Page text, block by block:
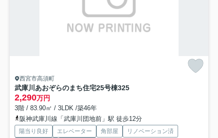
西宮市高須町
武庫川あおぞらのまち住宅25号棟325
2,290万円
3階 / 83.90㎡ / 3LDK /築46年
阪神武庫川線「武庫川団地前」駅 徒歩12分
陽当り良好 エレベーター 角部屋
リノベーション済